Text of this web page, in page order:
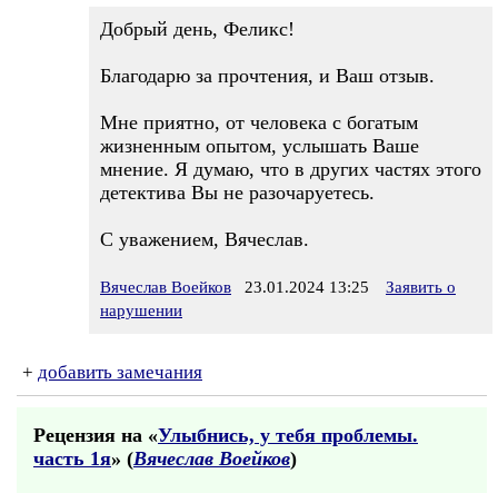
Добрый день, Феликс!
Благодарю за прочтения, и Ваш отзыв.
Мне приятно, от человека с богатым
жизненным опытом, услышать Ваше
мнение. Я думаю, что в других частях этого
детектива Вы не разочаруетесь.
С уважением, Вячеслав.
Вячеслав Воейков 23.01.2024 13:25
Заявить о
нарушении
+ добавить замечания
Рецензия на «Улыбнись, у тебя проблемы.
часть 1я» (Вячеслав Воейков)